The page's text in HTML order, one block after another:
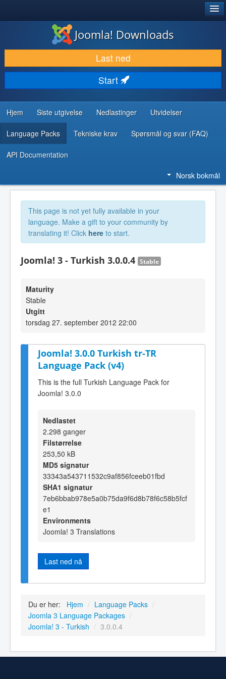
LAST NED & UTVID
OPPDAG & LÆR
SAMFUNN & BRUKERSTØTTE
UTVIKLINGSRESSURSER
Joomla! Downloads
Last ned
Start
Hjem Siste utgivelse Nedlastinger Utvidelser
Language Packs Tekniske krav Spørsmål og svar (FAQ)
API Documentation
Norsk bokmål
This page is not yet fully available in your
language. Make a gift to your community by
translating it! Click here to start.
Joomla! 3 - Turkish 3.0.0.4 Stable
Maturity
Stable
Utgitt
torsdag 27. september 2012 22:00
Joomla! 3.0.0 Turkish tr-TR
Language Pack (v4)
This is the full Turkish Language Pack for
Joomla! 3.0.0
Nedlastet
2.298 ganger
Filstørrelse
253,50 kB
MD5 signatur
33343a543711532c9af856fceeb01fbd
SHA1 signatur
7eb6bbab978e5a0b75da9f6d8b78f6c58b5fcf
e1
Environments
Joomla! 3 Translations
Last ned nå
Du er her: Hjem / Language Packs /
Joomla 3 Language Packages /
Joomla! 3 - Turkish / 3.0.0.4